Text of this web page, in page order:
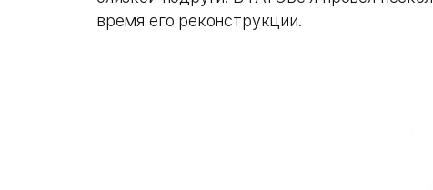
время его реконструкции.